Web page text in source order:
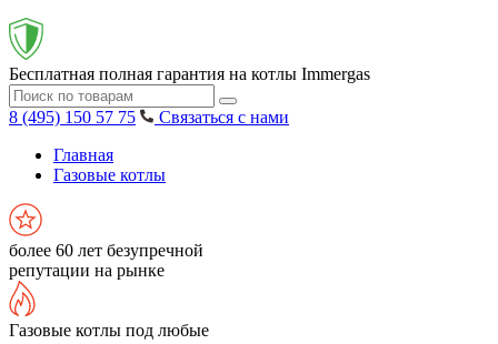
Бесплатная полная гарантия на котлы Immergas
8 (495) 150 57 75
Связаться с нами
Главная
Газовые котлы
более 60 лет безупречной
репутации на рынке
Газовые котлы под любые